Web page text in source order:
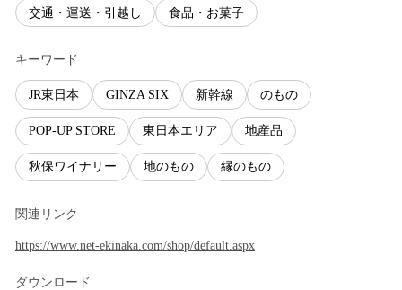
交通・運送・引越し 食品・お菓子
キーワード
JR東日本 GINZA SIX 新幹線 のもの
POP‐UP STORE 東日本エリア 地産品
秋保ワイナリー 地のもの 縁のもの
関連リンク
https://www.net-ekinaka.com/shop/default.aspx
ダウンロード